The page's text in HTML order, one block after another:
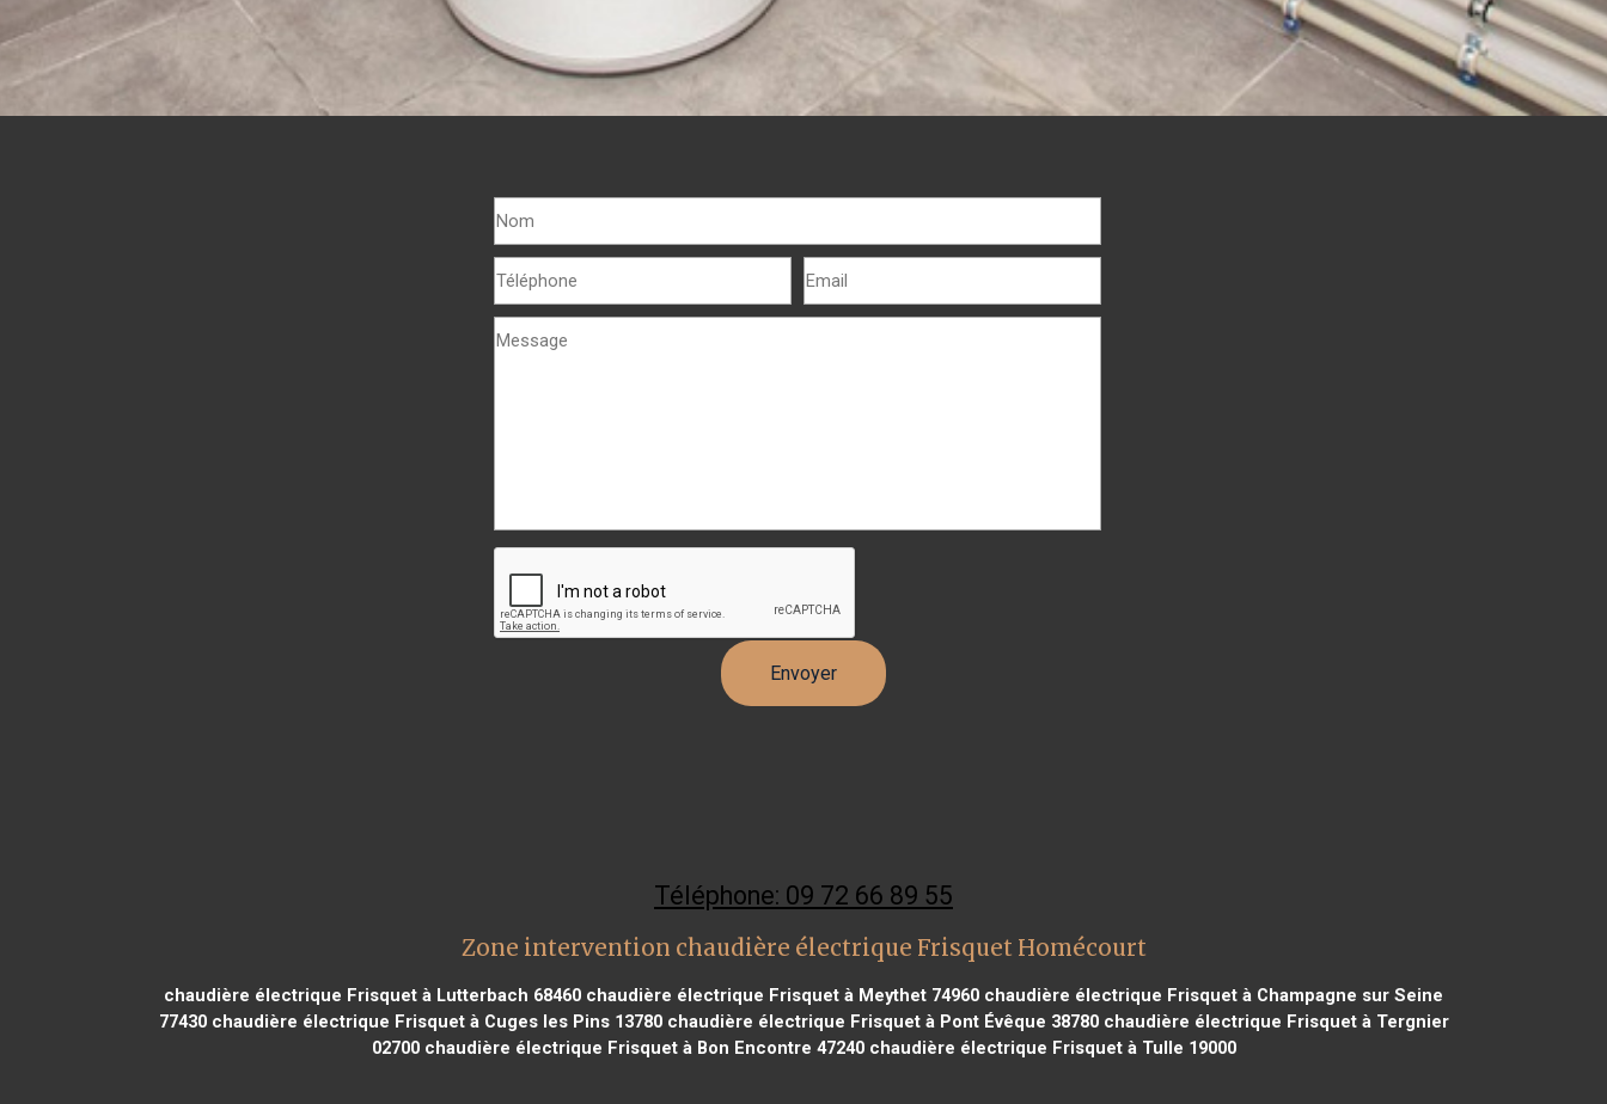
Téléphone: 09 72 66 89 55
Zone intervention chaudière électrique Frisquet Homécourt
chaudière électrique Frisquet à Lutterbach 68460 chaudière électrique Frisquet à Meythet 74960 chaudière électrique Frisquet à Champagne sur Seine
77430chaudière électrique Frisquet à Cuges les Pins 13780chaudière électrique Frisquet à Pont Évêque 38780chaudière électrique Frisquet à Tergnier
02700chaudière électrique Frisquet à Bon Encontre 47240chaudière électrique Frisquet à Tulle 19000